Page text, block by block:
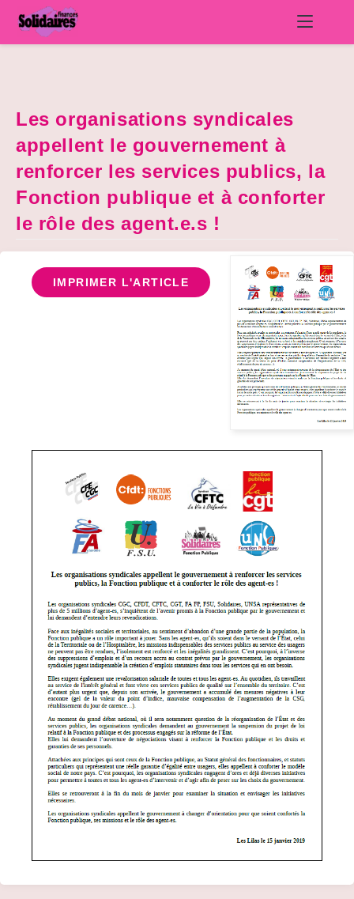
Les organisations syndicales
appellent le gouvernement à
renforcer les services publics, la
Fonction publique et à conforter
le rôle des agent.e.s !
IMPRIMER L'ARTICLE